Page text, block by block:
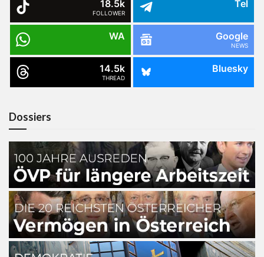
18.5k
FOLLOWER
Tel
WA Google
NEWS
14.5k
THREAD
Bluesky
Dossiers